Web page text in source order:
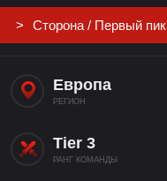
Сторона / Первый пик
Европа
РЕГИОН
Tier 3
РАНГ КОМАНДЫ